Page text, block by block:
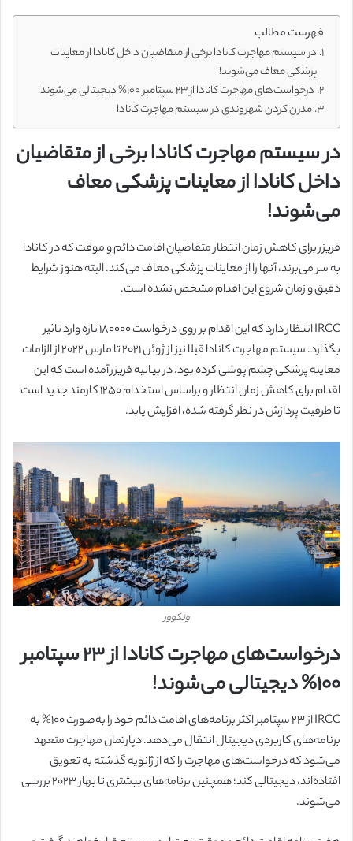
فهرست مطالب
در سیستم مهاجرت کانادا برخی از متقاضیان داخل کانادا از معاینات
پزشکی معاف می‌شوند!
درخواست‌های مهاجرت کانادا از ۲۳ سپتامبر ۱۰۰% دیجیتالی می‌شوند!
مدرن کردن شهروندی در سیستم مهاجرت کانادا
در سیستم مهاجرت کانادا برخی از متقاضیان
داخل کانادا از معاینات پزشکی معاف
می‌شوند!
فریزر برای کاهش زمان انتظار متقاضیان اقامت دائم و موقت که در کانادا
به سر می‌برند، آنها را از معاینات پزشکی معاف می‌کند. البته هنوز شرایط
دقیق و زمان شروع این اقدام مشخص نشده است.
IRCC انتظار دارد که این اقدام بر روی درخواست 180000 تازه وارد تاثیر
بگذارد. سیستم مهاجرت کانادا قبلا نیز از ژوئن 2021 تا مارس 2022 از الزامات
معاینه پزشکی چشم پوشی کرده بود. در بیانیه فریزر آمده است که این
اقدام برای کاهش زمان انتظار و براساس استخدام 1250 کارمند جدید است
تا ظرفیت پردازش در نظر گرفته شده، افزایش یابد.
ونکوور
درخواست‌های مهاجرت کانادا از ۲۳ سپتامبر
۱۰۰% دیجیتالی می‌شوند!
IRCC از 23 سپتامبر اکثر برنامه‌های اقامت دائم خود را به‌صورت 100% به
برنامه‌های کاربردی دیجیتال انتقال می‌دهد. دپارتمان مهاجرت متعهد
می‌شود که درخواست‌های مهاجرت را که از ژانویه گذشته به تعویق
افتاده‌اند، دیجیتالی کند؛ همچنین برنامه‌های بیشتری تا بهار 2023 بررسی
می‌شوند.